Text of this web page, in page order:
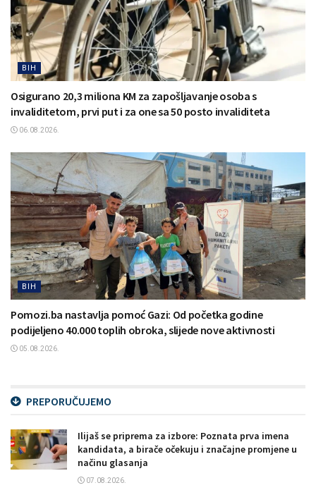
BIH
Osigurano 20,3 miliona KM za zapošljavanje osoba s
invaliditetom, prvi put i za one sa 50 posto invaliditeta
06.08.2026.
BIH
Pomozi.ba nastavlja pomoć Gazi: Od početka godine
podijeljeno 40.000 toplih obroka, slijede nove aktivnosti
05.08.2026.
PREPORUČUJEMO
Ilijaš se priprema za izbore: Poznata prva imena
kandidata, a birače očekuju i značajne promjene u
načinu glasanja
07.08.2026.